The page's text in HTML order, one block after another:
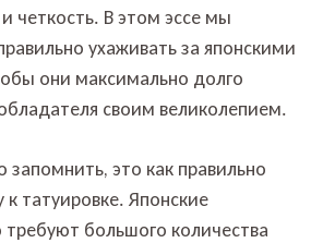
четкость. В этом эссе мы
ухаживать за японскими
они максимально долго
своим великолепием.
запомнить, это как правильно
к татуировке. Японские
требуют большого количества